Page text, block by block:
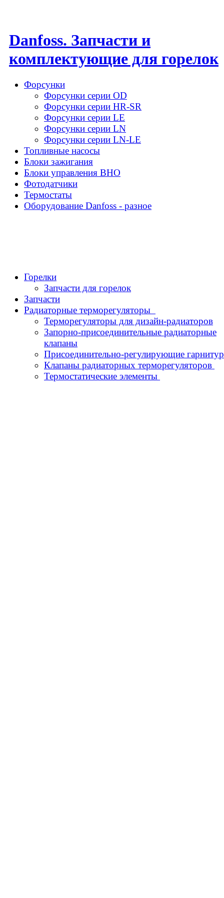
Danfoss. Запчасти и
комплектующие для горелок
Форсунки
Форсунки серии OD
Форсунки серии HR-SR
Форсунки серии LE
Форсунки серии LN
Форсунки серии LN-LE
Топливные насосы
Блоки зажигания
Блоки управления BHO
Фотодатчики
Термостаты
Оборудование Danfoss - разное
Горелки
Запчасти для горелок
Запчасти
Радиаторные терморегуляторы
Терморегуляторы для дизайн-радиаторов
Запорно-присоединительные радиаторные
клапаны
Присоединительно-регулирующие
Клапаны радиаторных терморегуляторов
Термостатические элементы